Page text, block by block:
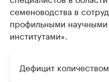
семеноводства в
профильными
институтами».
Дефицит